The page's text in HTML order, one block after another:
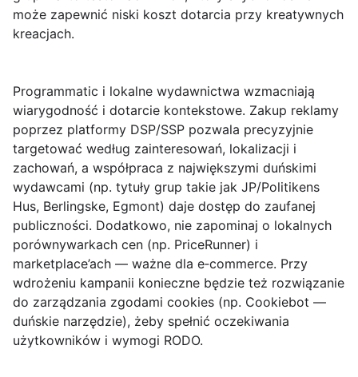
może zapewnić niski koszt dotarcia przy kreatywnych
kreacjach.
Programmatic i lokalne wydawnictwa wzmacniają
wiarygodność i dotarcie kontekstowe. Zakup reklamy
poprzez platformy DSP/SSP pozwala precyzyjnie
targetować według zainteresowań, lokalizacji i
zachowań, a współpraca z największymi duńskimi
wydawcami (np. tytuły grup takie jak JP/Politikens
Hus, Berlingske, Egmont) daje dostęp do zaufanej
publiczności. Dodatkowo, nie zapominaj o lokalnych
porównywarkach cen (np. PriceRunner) i
marketplace’ach — ważne dla e‑commerce. Przy
wdrożeniu kampanii konieczne będzie też rozwiązanie
do zarządzania zgodami cookies (np. Cookiebot —
duńskie narzędzie), żeby spełnić oczekiwania
użytkowników i wymogi RODO.